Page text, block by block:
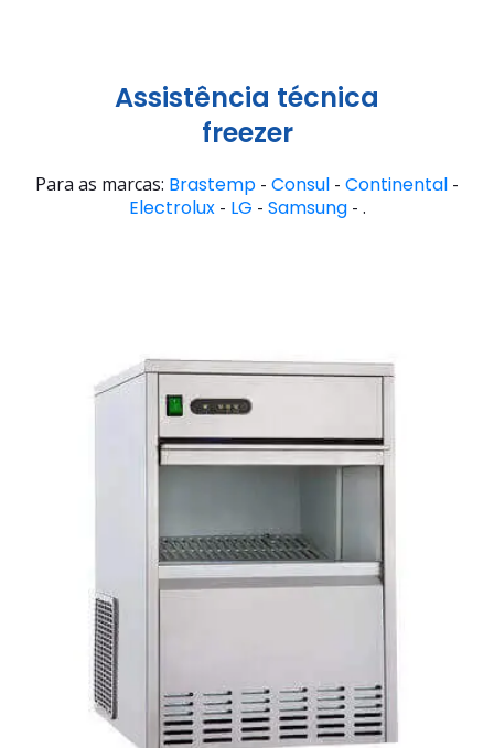
Assistência técnica
freezer
Para as marcas: Brastemp - Consul - Continental -
Electrolux- LG - Samsung- .